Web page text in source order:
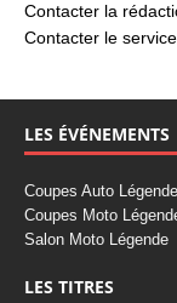
Contacter la
Contacter le
LES ÉVÉNEMENTS
Coupes Auto Légende
Coupes Moto
Salon Moto Légende
LES TITRES